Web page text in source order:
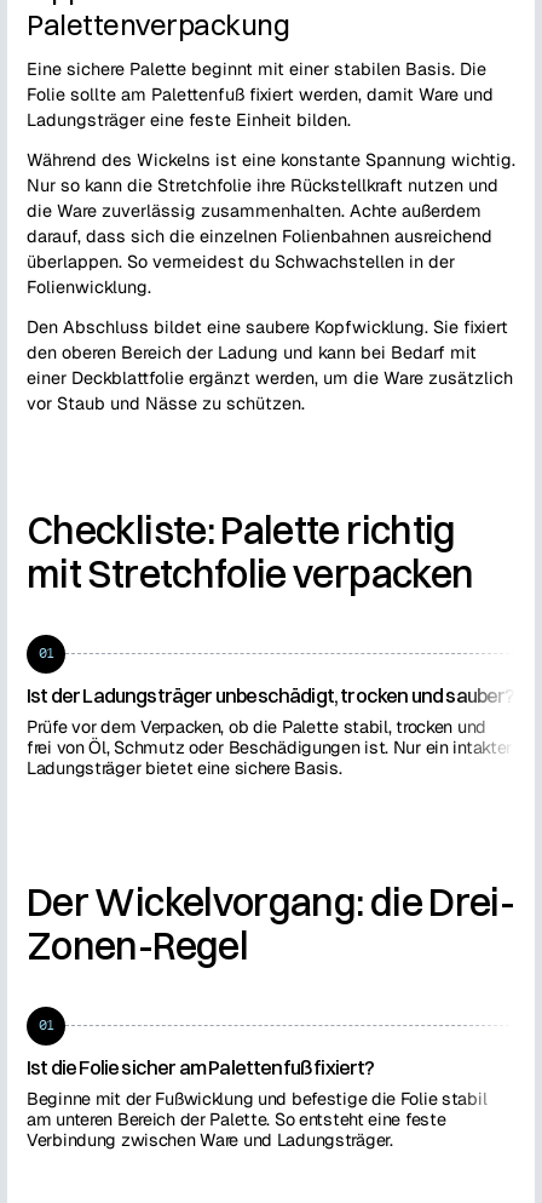
Palettenverpackung
Eine sichere Palette beginnt mit einer stabilen Basis. Die
Folie sollte am Palettenfuß fixiert werden, damit Ware und
Ladungsträger eine feste Einheit bilden.
Während des Wickelns ist eine konstante Spannung wichtig.
Nur so kann die Stretchfolie ihre Rückstellkraft nutzen und
die Ware zuverlässig zusammenhalten. Achte außerdem
darauf, dass sich die einzelnen Folienbahnen ausreichend
überlappen. So vermeidest du Schwachstellen in der
Folienwicklung.
Den Abschluss bildet eine saubere Kopfwicklung. Sie fixiert
den oberen Bereich der Ladung und kann bei Bedarf mit
einer Deckblattfolie ergänzt werden, um die Ware zusätzlich
vor Staub und Nässe zu schützen.
Checkliste: Palette richtig
mit Stretchfolie verpacken
01
Ist der Ladungsträger unbeschädigt, trocken und sauber?
Prüfe vor dem Verpacken, ob die Palette stabil, trocken und
frei von Öl, Schmutz oder Beschädigungen ist. Nur ein intakter
Ladungsträger bietet eine sichere Basis.
Der Wickelvorgang: die Drei-
Zonen-Regel
01
Ist die Folie sicher am Palettenfuß fixiert?
Beginne mit der Fußwicklung und befestige die Folie stabil
am unteren Bereich der Palette. So entsteht eine feste
Verbindung zwischen Ware und Ladungsträger.